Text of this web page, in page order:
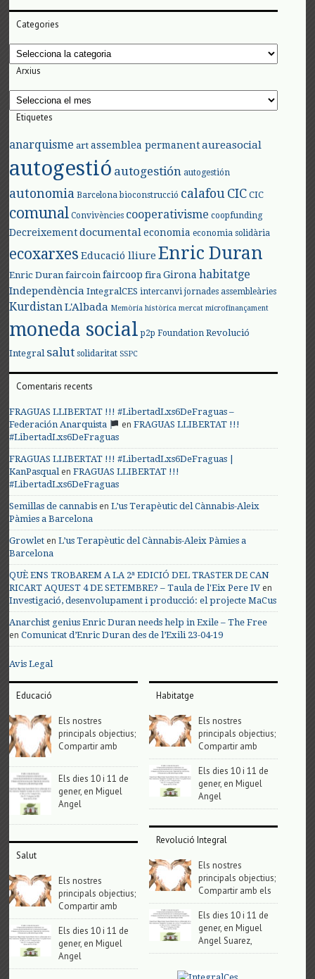
Categories
Categories
Arxius
Arxius
Etiquetes
anarquisme art assemblea permanent aureasocial
autogestió autogestión autogestión
autonomia Barcelona bioconstrucció calafouCIC CIC
comunal Convivències cooperativisme coopfunding
Decreixement documental economia economia solidària
ecoxarxes Educació lliure Enric Duran
Enric Duran faircoin faircoop fira Girona habitatge
Independència IntegralCES intercanvi jornades assembleàries
KurdistanL'Albada Memòria històrica mercat microfinançament
moneda social p2p Foundation Revolució
Integral salut solidaritat SSPC
Comentaris recents
FRAGUAS LLIBERTAT !!! #LibertadLxs6DeFraguas –
Federación Anarquista
enFRAGUAS LLIBERTAT !!!
#LibertadLxs6DeFraguas
FRAGUAS LLIBERTAT !!! #LibertadLxs6DeFraguas |
KanPasqualenFRAGUAS LLIBERTAT !!!
#LibertadLxs6DeFraguas
Semillas de cannabis enL’us Terapèutic del Cànnabis-Aleix
Pàmies a Barcelona
Growlet enL’us Terapèutic del Cànnabis-Aleix Pàmies a
Barcelona
QUÈ ENS TROBAREM A LA 2ª EDICIÓ DEL TRASTER DE CAN
RICART AQUEST 4 DE SETEMBRE? – Taula de l'Eix Pere IV en
Investigació, desenvolupament i producció: el projecte MaCus
Anarchist genius Enric Duran needs help in Exile – The Free
enComunicat d’Enric Duran des de l’Exili 23-04-19
Avis Legal
Educació
Els nostres
principals objectius;
Compartir amb
Els dies 10 i 11 de
gener, en Miguel
Angel
Salut
Els nostres
principals objectius;
Compartir amb
Els dies 10 i 11 de
gener, en Miguel
Angel
Habitatge
Els nostres
principals objectius;
Compartir amb
Els dies 10 i 11 de
gener, en Miguel
Angel
Revolució Integral
Els nostres
principals objectius;
Compartir amb els
Els dies 10 i 11 de
gener, en Miguel
Angel Suarez,